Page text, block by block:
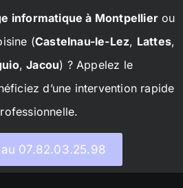
informatique à Montpellier ou
(Castelnau-le-Lez, Lattes,
,Jacou) ? Appelez le
d’une intervention rapide
07.82.03.25.98